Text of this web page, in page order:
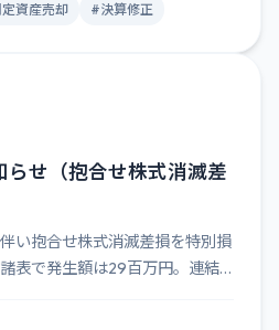
資産売却 #決算修正
せ（抱合せ株式消滅差
い抱合せ株式消滅差損を特別損
表で発生額は29百万円。連結